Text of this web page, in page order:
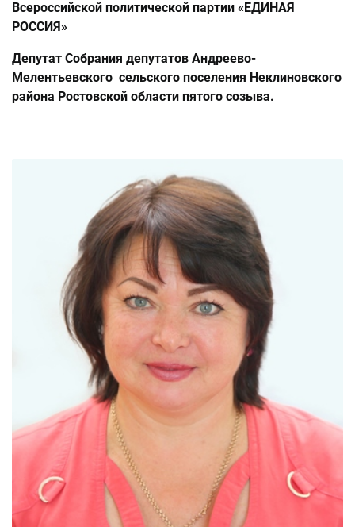
Всероссийской политической партии «ЕДИНАЯ
РОССИЯ»
Депутат Собрания депутатов Андреево-
Мелентьевского сельского поселения Неклиновского
района Ростовской области пятого созыва.